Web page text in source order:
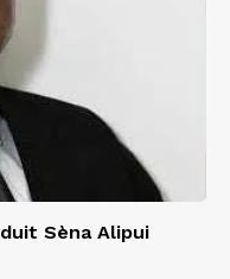
Sèna Alipui